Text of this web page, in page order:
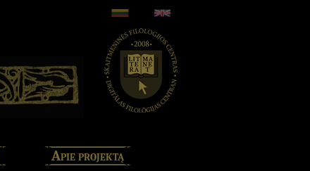
Apie projektą